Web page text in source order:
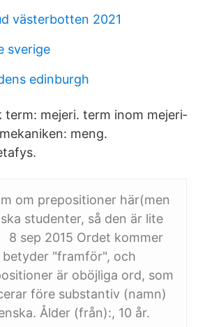
västerbotten 2021
sverige
edinburgh
term: mejeri. term inom mejeri­
meng.
om prepositioner här(men
studenter, så den är lite
8 sep 2015 Ordet kommer
"framför", och
är oböjliga ord, som
före substantiv (namn)
Ålder (från):, 10 år.